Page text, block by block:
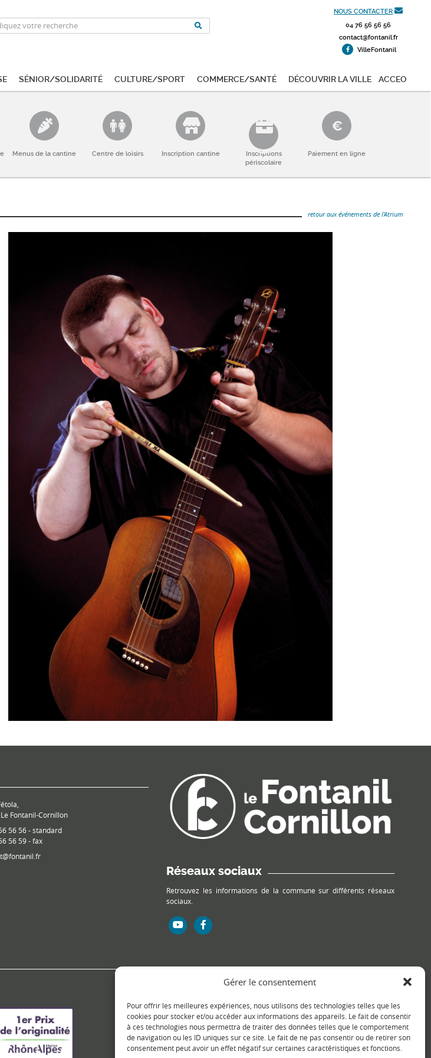
Gérer le consentement
Pour offrir les meilleures expériences, nous utilisons des technologies telles que les
cookies pour stocker et/ou accéder aux informations des appareils. Le fait de consentir
à ces technologies nous permettra de traiter des données telles que le comportement
de navigation ou les ID uniques sur ce site. Le fait de ne pas consentir ou de retirer son
consentement peut avoir un effet négatif sur certaines caractéristiques et fonctions.
NOUS CONTACTER
04 76 56 56 56
contact@fontanil.fr
VilleFontanil
Sénior/Solidarité Culture/Sport Commerce/Santé Découvrir la ville ACCEO
Menus de la cantine Centre de loisirs Inscription cantine
Inscriptions
périscolaire
Paiement en ligne
retour aux événements de l'Atrium
Fontanil-Cornillon
56 56 - standard
56 59 - fax
Réseaux sociaux
Retrouvez les informations de la commune sur différents réseaux
sociaux.